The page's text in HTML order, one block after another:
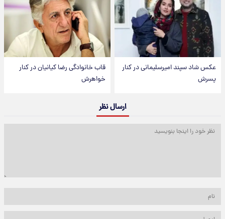
عکس شاد سپند امیرسلیمانی در کنار
پسرش
قاب خانوادگی رضا کیانیان در کنار
خواهرش
ارسال نظر